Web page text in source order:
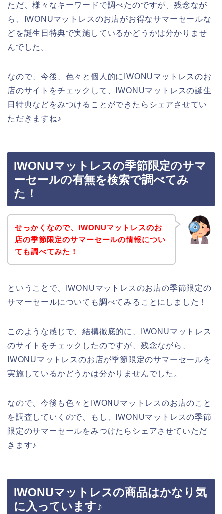
ただ、様々なキーワードで調べたのですが、残念なが
ら、IWONUマットレスのお店がお得なサマーセールな
どを誕生日特典で実施しているかどうかは分かりませ
んでした。
なので、今後、色々と個人的にIWONUマットレスのお
店のサイトをチェックして、IWONUマットレスの誕生
日特典などをみつけることができたらシェアさせてい
ただきますね♪
IWONUマットレスの季節限定のサマ
ーセールの有無を検索で調べてみ
た！
せっかくなので、IWONUマットレスのお
店の季節限定のサマーセールの情報につい
ても調べてみた！
ということで、IWONUマットレスのお店の季節限定の
サマーセールについても調べてみることにしました！
このような感じで、結構徹底的に、IWONUマットレス
のサイトをチェックしたのですが、残念ながら、
IWONUマットレスのお店が季節限定のサマーセールを
実施しているかどうかは分かりませんでした。
なので、今後も色々とIWONUマットレスのお店のこと
を調査していくので、もし、IWONUマットレスの季節
限定のサマーセールをみつけたらシェアさせていただ
きます♪
IWONUマットレスの商品はかなり気
に入っています♪